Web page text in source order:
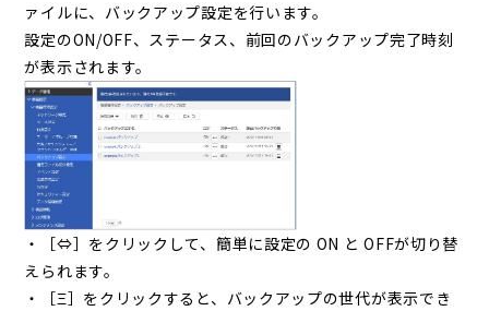
ァイルに、バックアップ設定を行います。
設定のON/OFF、ステータス、前回のバックアップ完了時刻
が表示されます。
・［⇔］をクリックして、簡単に設定の ON と OFFが切り替
えられます。
・［Ξ］をクリックすると、バックアップの世代が表示でき